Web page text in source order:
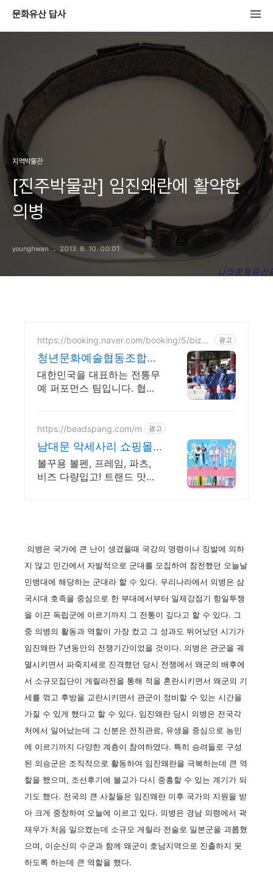
문화유산 답사
지역박물관
[진주박물관] 임진왜란에 활약한
의병
younghwan 2013. 8. 10. 00:01
https://booking.naver.com/booking/5/bize
광고
청년문화예술협동조합다
움
대한민국을 대표하는 전통무
예 퍼포먼스 팀입니다. 협업&
https://beadspang.com/m 광고
남대문 악세사리 쇼핑몰
회원가입시 10%할인쿠폰
볼꾸용 볼펜, 프레임, 파츠,
비즈 다량입고! 트랜드 맛집
의병은 국가에 큰 난이 생겼을때 국강의 명령이나 징발에 의하
지 않고 민간에서 자발적으로 군대를 모집하여 참전했던 오늘날
민병대에 해당하는 군대라 할 수 있다. 우리나라에서 의병은 삼
국시대 호족을 중심으로 한 부대에서부터 일제강점기 항일투쟁
을 이끈 독립군에 이르기까지 그 전통이 깊다고 할 수 있다. 그
중 의병의 활동과 역할이 가장 컸고 그 성과도 뛰어났던 시기가
임진왜란 7년동안의 전쟁기간이었을 것이다. 의병은 관군을 궤
멸시키면서 파죽지세로 진격했던 당시 전쟁에서 왜군의 배후에
서 소규모집단이 게릴라전을 통해 적을 혼란시키면서 왜군의 기
세를 꺾고 후방을 교란시키면서 관군이 정비할 수 있는 시간을
가질 수 있게 했다고 할 수 있다. 임진왜란 당시 의병은 전국각
처에서 일어났는데 그 신분은 전직관료, 유생을 중심으로 농민
에 이르기까지 다양한 계층이 참여하였다. 특히 승려들로 구성
된 의승군은 조직적으로 활동하여 임진왜란을 극복하는데 큰 역
할을 했으며, 조선후기에 불교가 다시 중흥할 수 있는 계기가 되
기도 했다. 전국의 큰 사찰들은 임진왜란 이후 국가의 지원을 받
아 크게 중창하여 오늘에 이르고 있다. 의병은 경남 의령에서 곽
재우가 처음 일으켰는데 소규모 게릴라 전술로 일본군을 괴롭혔
으며, 이순신의 수군과 함께 왜군이 호남지역으로 진출하지 못
하도록 하는데 큰 역할을 했다.